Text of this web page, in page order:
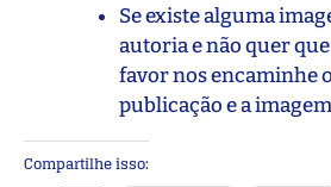
Se existe alguma
autoria e não quer
favor nos encaminhe
publicação e a
Compartilhe isso: